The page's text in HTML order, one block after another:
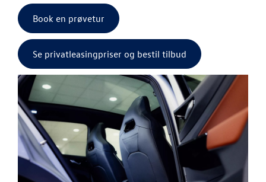
ID. Cross
ID. Polo
ID.7 og ID.7
Book en prøvetur
Se privatleasingpriser og bestil tilbud